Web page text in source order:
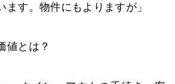
ます。物件にもよりますが」
値とは？